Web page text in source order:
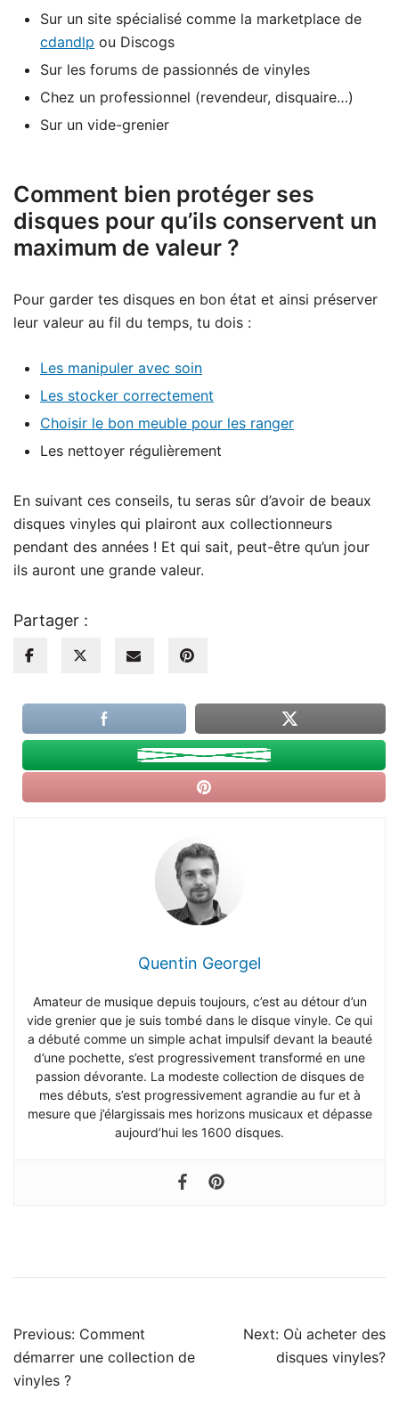
Sur un site spécialisé comme la marketplace de
cdandlp ou Discogs
Sur les forums de passionnés de vinyles
Chez un professionnel (revendeur, disquaire…)
Sur un vide-grenier
Comment bien protéger ses
disques pour qu’ils conservent un
maximum de valeur ?
Pour garder tes disques en bon état et ainsi préserver
leur valeur au fil du temps, tu dois :
Les manipuler avec soin
Les stocker correctement
Choisir le bon meuble pour les ranger
Les nettoyer régulièrement
En suivant ces conseils, tu seras sûr d’avoir de beaux
disques vinyles qui plairont aux collectionneurs
pendant des années ! Et qui sait, peut-être qu’un jour
ils auront une grande valeur.
Partager :
Quentin Georgel
Amateur de musique depuis toujours, c’est au détour d’un
vide grenier que je suis tombé dans le disque vinyle. Ce qui
a débuté comme un simple achat impulsif devant la beauté
d’une pochette, s’est progressivement transformé en une
passion dévorante. La modeste collection de disques de
mes débuts, s’est progressivement agrandie au fur et à
mesure que j’élargissais mes horizons musicaux et dépasse
aujourd’hui les 1600 disques.
Navigation
de
l’article
Previous: Comment
démarrer une collection de
vinyles ?
Next: Où acheter des
disques vinyles?